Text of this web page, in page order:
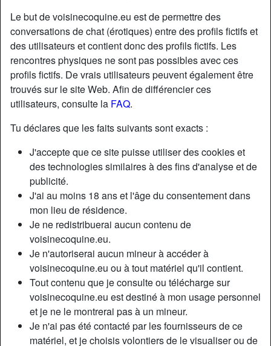
Le but de voisinecoquine.eu est de permettre des
conversations de chat (érotiques) entre des profils fictifs et
des utilisateurs et contient donc des profils fictifs. Les
rencontres physiques ne sont pas possibles avec ces
profils fictifs. De vrais utilisateurs peuvent également être
trouvés sur le site Web. Afin de différencier ces
utilisateurs, consulte la FAQ.
Tu déclares que les faits suivants sont exacts :
J'accepte que ce site puisse utiliser des cookies et
des technologies similaires à des fins d'analyse et de
publicité.
J'ai au moins 18 ans et l'âge du consentement dans
mon lieu de résidence.
Je ne redistribuerai aucun contenu de
voisinecoquine.eu.
Je n'autoriserai aucun mineur à accéder à
voisinecoquine.eu ou à tout matériel qu'il contient.
Tout contenu que je consulte ou télécharge sur
voisinecoquine.eu est destiné à mon usage personnel
et je ne le montrerai pas à un mineur.
Je n'ai pas été contacté par les fournisseurs de ce
matériel, et je choisis volontiers de le visualiser ou de
starAjouter chatDiscuter !
Nickname:
Âge:
44
Département:
Hauts-de-Seine
Sexe:
Relation:
Célibataire
Couleur des cheveux:
Couleur des yeux:
Brun
Taille:
Poids:
65 Kg
Épilé(e):
if necessary
Description
N'a pas encore saisi de description